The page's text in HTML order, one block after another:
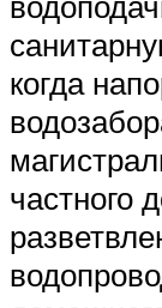
когда
частного